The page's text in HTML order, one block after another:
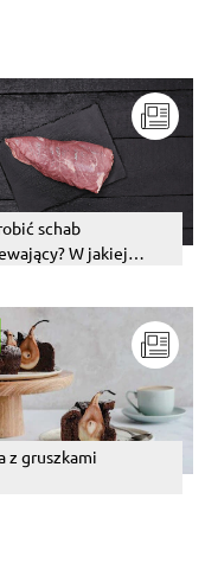
schab
W jakiej
z gruszkami